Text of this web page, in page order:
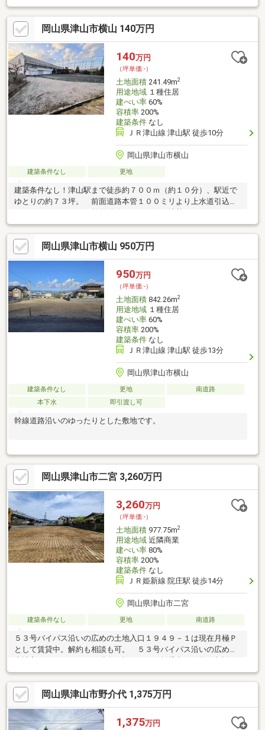
の土地宅造工事規制区域内 浄化槽エリア 送電線地役権設定有
岡山県津山市横山 140万円
140万円
（坪単価:-）
土地面積241.49m2
用途地域１種住居
建ぺい率60%
容積率200%
建築条件なし
ＪＲ津山線 津山駅 徒歩10分
岡山県津山市横山
建築条件なし 更地
建築条件なし！津山駅まで徒歩約７００ｍ（約１０分）、駅近で
ゆとりの約７３坪。 前面道路本管１００ミリより上水道引込済
す。また、進入路部分はゆとりのある広さではありません。敷地
内に水路があります。詳細は現地にてご確認ください。
岡山県津山市横山 950万円
950万円
（坪単価:-）
土地面積842.26m2
用途地域１種住居
建ぺい率60%
容積率200%
建築条件なし
ＪＲ津山線 津山駅 徒歩13分
岡山県津山市横山
建築条件なし 更地
南道路
本下水
即引渡し可
幹線道路沿いのゆったりとした敷地です。
岡山県津山市二宮 3,260万円
3,260万円
（坪単価:-）
土地面積977.75m2
用途地域近隣商業
建ぺい率80%
容積率200%
建築条件なし
ＪＲ姫新線 院庄駅 徒歩14分
岡山県津山市二宮
建築条件なし 更地 南道路
５３号バイパス沿いの広めの土地入口１９４９－１は現在月極Ｐ
として賃貸中。解約も相談も可。 ５３号バイパス沿いの広めの
可。
岡山県津山市野介代 1,375万円
1,375万円